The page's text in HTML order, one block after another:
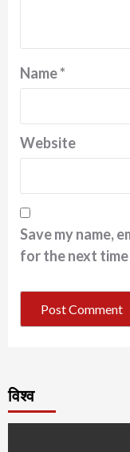
Name*
Website
Save my name,
for the next
विश्व